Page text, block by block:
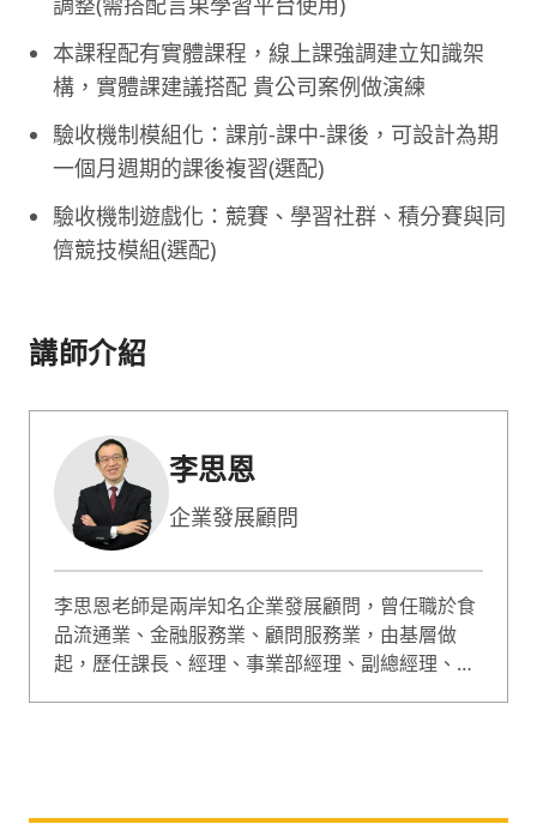
本課程配有實體課程，線上課強調建立知識架
構，實體課建議搭配 貴公司案例做演練
驗收機制模組化：課前-課中-課後，可設計為期
一個月週期的課後複習(選配)
驗收機制遊戲化：競賽、學習社群、積分賽與同
儕競技模組(選配)
講師介紹
李思恩
企業發展顧問
李思恩老師是兩岸知名企業發展顧問，曾任職於食
品流通業、金融服務業、顧問服務業，由基層做
起，歷任課長、經理、事業部經理、副總經理、總